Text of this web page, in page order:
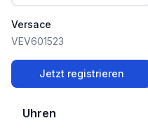
Uhren
Versace
VEV601523
Jetzt registrieren